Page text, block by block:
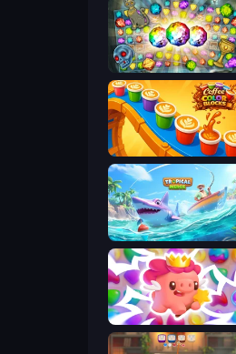
Forgotten Treasure 2
Coffee Color Blocks
Tropical Merge
Match Arena